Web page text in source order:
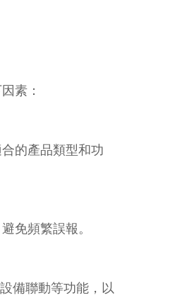
素：
的產品類型和功
免頻繁誤報。
備聯動等功能，以